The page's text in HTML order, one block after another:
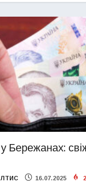
Бережанах:
16.07.2025